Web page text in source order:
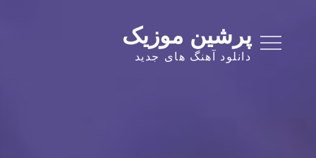
content
پرشین موزیک
دانلود آهنگ های جدید